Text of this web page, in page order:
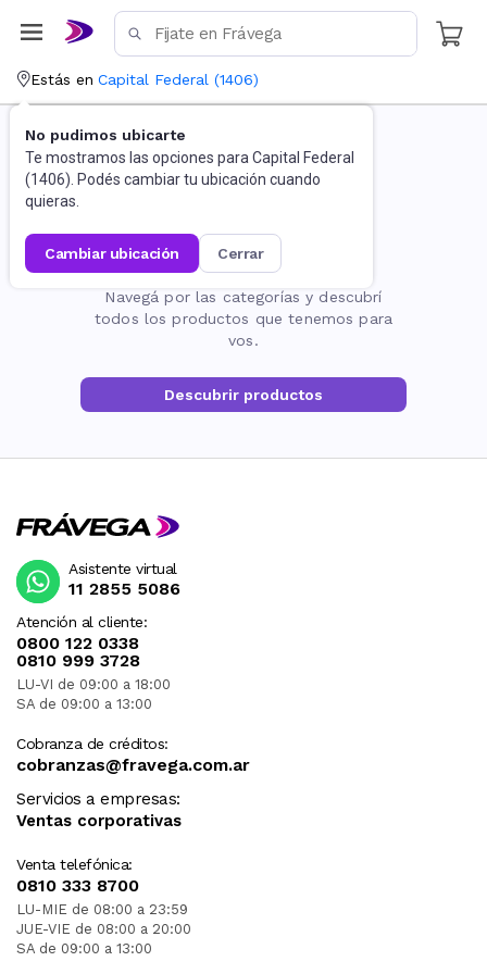
Estás en Capital Federal (1406)
No pudimos ubicarte
Te mostramos las opciones para Capital Federal
(1406). Podés cambiar tu ubicación cuando
quieras.
cambiar ubicación cerrar
La página no existe
Navegá por las categorías y descubrí
todos los productos que tenemos para
vos.
Descubrir productos
Atención al cliente:
0800 122 0338
0810 999 3728
LU-VI de 09:00 a 18:00
SA de 09:00 a 13:00
Cobranza de créditos:
cobranzas@fravega.com.ar
Servicios a empresas:
Ventas corporativas
Venta telefónica:
0810 333 8700
LU-MIE de 08:00 a 23:59
JUE-VIE de 08:00 a 20:00
SA de 09:00 a 13:00
Asistente virtual
11 2855 5086